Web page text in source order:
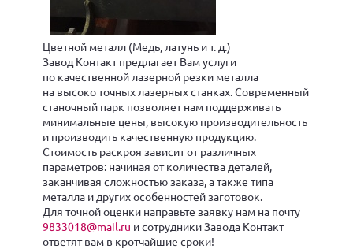
Цветной металл (Медь, латунь и т. д.)
Завод Контакт предлагает Вам услуги
по качественной лазерной резки металла
на высоко точных лазерных станках. Современный
станочный парк позволяет нам поддерживать
минимальные цены, высокую производительность
и производить качественную продукцию.
Стоимость раскроя зависит от различных
параметров: начиная от количества деталей,
заканчивая сложностью заказа, а также типа
металла и других особенностей заготовок.
Для точной оценки направьте заявку нам на почту
9833018@mail.ru и сотрудники Завода Контакт
ответят вам в кротчайшие сроки!